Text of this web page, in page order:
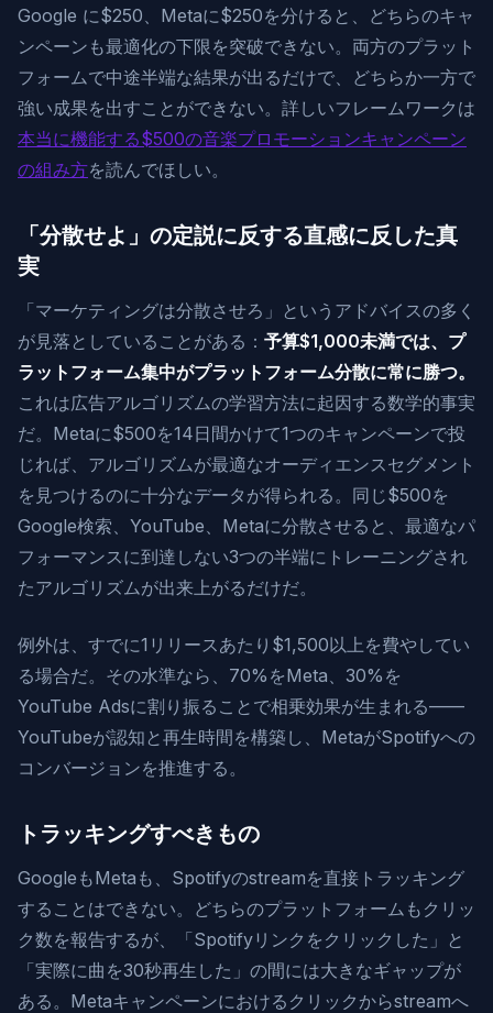
Google に$250、Metaに$250を分けると、どちらのキャ
ンペーンも最適化の下限を突破できない。両方のプラット
フォームで中途半端な結果が出るだけで、どちらか一方で
強い成果を出すことができない。詳しいフレームワークは
本当に機能する$500の音楽プロモーションキャンペーン
の組み方を読んでほしい。
「分散せよ」の定説に反する直感に反した真
実
「マーケティングは分散させろ」というアドバイスの多く
が見落としていることがある： 予算$1,000未満では、プ
ラットフォーム集中がプラットフォーム分散に常に勝つ。
これは広告アルゴリズムの学習方法に起因する数学的事実
だ。Metaに$500を14日間かけて1つのキャンペーンで投
じれば、アルゴリズムが最適なオーディエンスセグメント
を見つけるのに十分なデータが得られる。同じ$500を
Google検索、YouTube、Metaに分散させると、最適なパ
フォーマンスに到達しない3つの半端にトレーニングされ
たアルゴリズムが出来上がるだけだ。
例外は、すでに1リリースあたり$1,500以上を費やしてい
る場合だ。その水準なら、70%をMeta、30%を
YouTube Adsに割り振ることで相乗効果が生まれる——
YouTubeが認知と再生時間を構築し、MetaがSpotifyへの
コンバージョンを推進する。
トラッキングすべきもの
GoogleもMetaも、Spotifyのstreamを直接トラッキング
することはできない。どちらのプラットフォームもクリッ
ク数を報告するが、「Spotifyリンクをクリックした」と
「実際に曲を30秒再生した」の間には大きなギャップが
ある。Metaキャンペーンにおけるクリックからstreamへ